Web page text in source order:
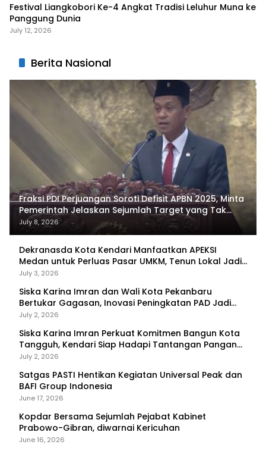
Festival Liangkobori Ke-4 Angkat Tradisi Leluhur Muna ke
Panggung Dunia
July 12, 2026
Berita Nasional
Fraksi PDI Perjuangan Soroti Defisit APBN 2025, Minta
Pemerintah Jelaskan Sejumlah Target yang Tak
Tercapai
July 8, 2026
Dekranasda Kota Kendari Manfaatkan APEKSI
Medan untuk Perluas Pasar UMKM, Tenun Lokal Jadi
Primadona
July 3, 2026
Siska Karina Imran dan Wali Kota Pekanbaru
Bertukar Gagasan, Inovasi Peningkatan PAD Jadi
Fokus Diskusi
July 2, 2026
Siska Karina Imran Perkuat Komitmen Bangun Kota
Tangguh, Kendari Siap Hadapi Tantangan Pangan
dan Bencana
July 2, 2026
Satgas PASTI Hentikan Kegiatan Universal Peak dan
BAFI Group Indonesia
June 17, 2026
Kopdar Bersama Sejumlah Pejabat Kabinet
Prabowo-Gibran, diwarnai Kericuhan
June 16, 2026